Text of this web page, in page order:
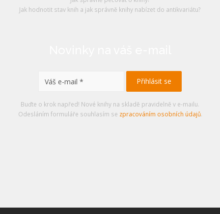
Jak hodnotit stav knih a jak správně knihy nabízet do antikvariátu?
Buďte o krok napřed! Nové knihy na skladě pravidelně v e-mailu.
Odesláním formuláře souhlasím se zpracováním osobních údajů.